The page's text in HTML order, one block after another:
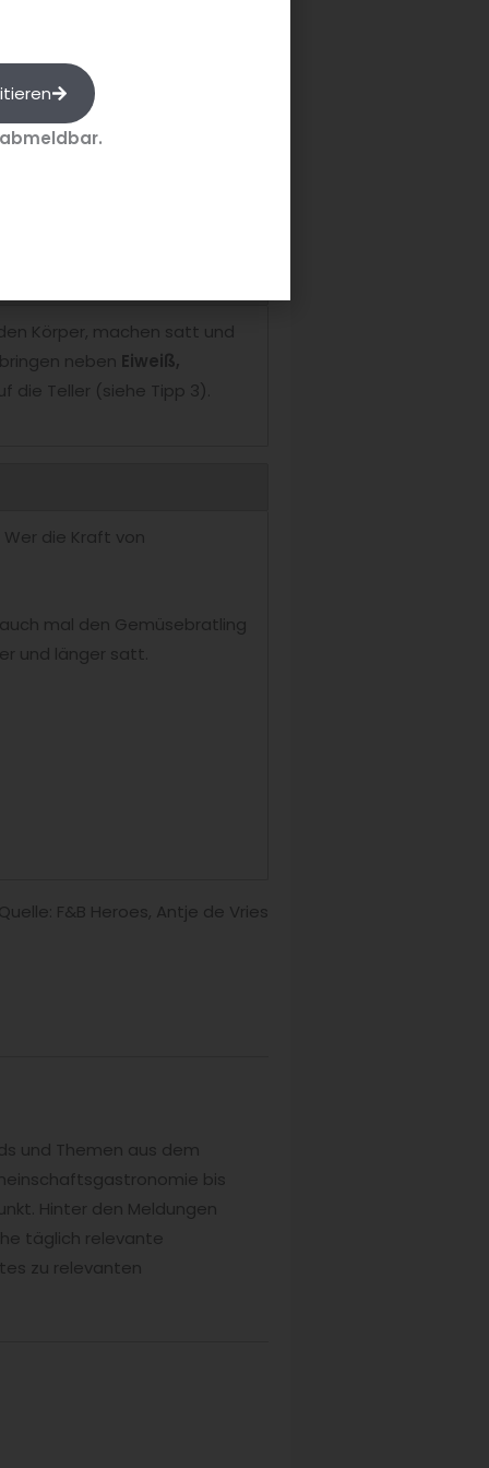
Mund. Natürlich auch bei
Schoko-Pudding, um die
Körper, machen satt und
neben Eiweiß,
die Teller (siehe Tipp 3).
. Wer die Kraft von
mal den Gemüsebratling
und länger satt.
Quelle: F&B Heroes, Antje de Vries
und Themen aus dem
bis
Hinter den Meldungen
täglich relevante
zu relevanten